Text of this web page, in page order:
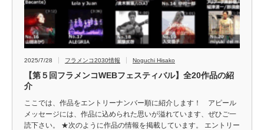
2025/7/28 フラメンコ2030情報 Noguchi Hisako
【第５回フラメンコWEBフェスティバル】全20作品の紹
介
ここでは、作品をエントリーナンバー順に紹介します！ アピール
メッセージには、作品に込められた思いが溢れています、ぜひご一
読下さい。 ★次のように作品の情報を掲載しています。 エントリー